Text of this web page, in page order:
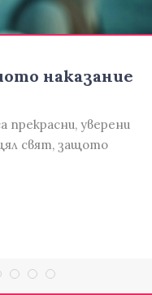
наказание
прекрасни, уверени
свят, защото